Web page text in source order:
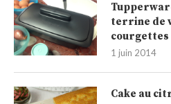
terrine de
courgettes
1 juin 2014
Cake au